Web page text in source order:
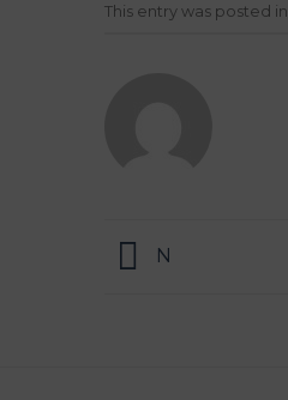
This entry was posted
N